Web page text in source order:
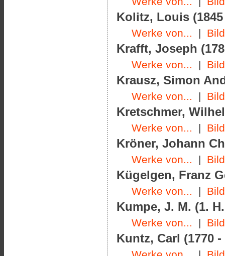
Kolitz, Louis (1845
Werke von... |
Krafft, Joseph
Werke von... |
Krausz, Simon
Werke von... |
Kretschmer,
Werke von... |
Kröner, Johann
Werke von... |
Kügelgen, Franz
Werke von... |
Kumpe, J. M. (1.
Werke von... |
Kuntz, Carl (1770 -